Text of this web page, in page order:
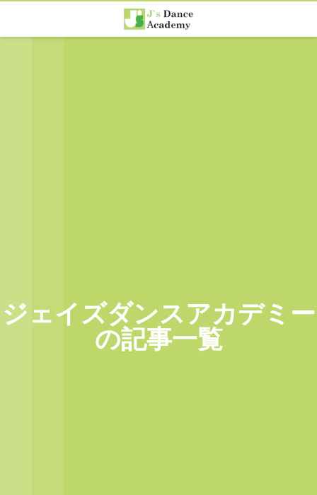
ジェイズダンスアカデミー
の記事一覧